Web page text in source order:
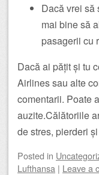
Dacă vrei să
mai bine să
pasagerii cu
Dacă ai pățit și tu
Airlines sau alte
comentarii. Poate
auzite.Călătoriile
de stres, pierderi
Posted in
Lufthansa | Leave a